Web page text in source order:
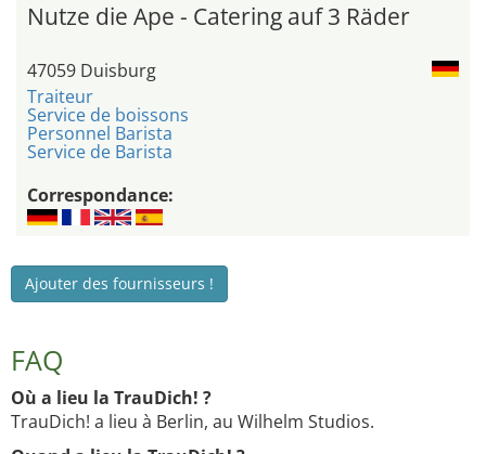
Nutze die Ape - Catering auf 3 Räder
47059 Duisburg
Traiteur
Service de boissons
Personnel Barista
Service de Barista
Correspondance:
Ajouter des fournisseurs !
FAQ
Où a lieu la TrauDich! ?
TrauDich! a lieu à Berlin, au Wilhelm Studios.